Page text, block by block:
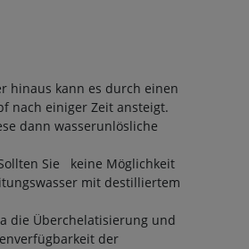
hinaus kann es durch einen
nach einiger Zeit ansteigt.
dann wasserunlösliche
Sie keine Möglichkeit
mit destilliertem
die Überchelatisierung und
der